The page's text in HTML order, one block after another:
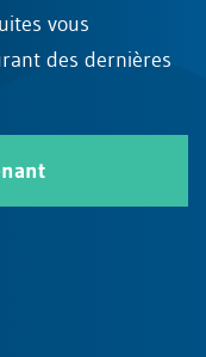
vous
des dernières